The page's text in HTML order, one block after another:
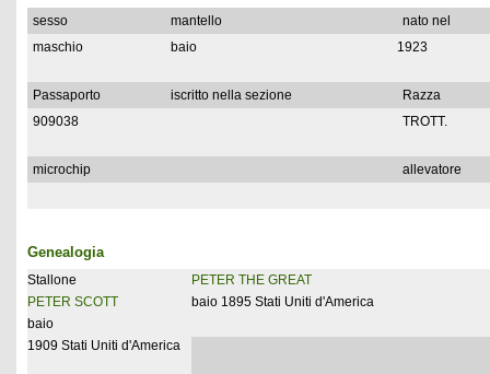
sesso mantello
nato nel
maschio
baio 1923
Passaporto iscritto nella sezione
Razza
909038
TROTT.
microchip allevatore
Genealogia
Stallone
PETER SCOTT
baio
1909 Stati Uniti d'America
PETER THE GREAT
baio 1895 Stati Uniti d'America